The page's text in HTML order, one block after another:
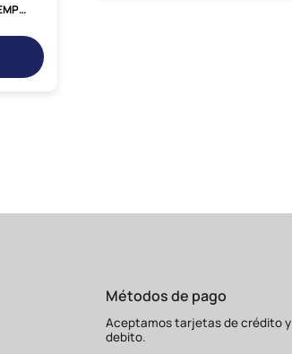
CT6M-1P4, CONTADOR/TEMPORIZADOR DIGITAL 72X72MM, 6DIG, 1 PRESET, 100-240VAC
Métodos de pago
Aceptamos tarjetas de crédito y
debito.